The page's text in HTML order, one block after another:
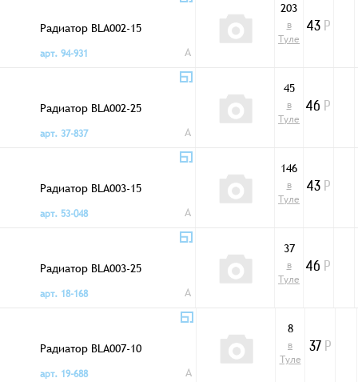
Радиатор BLA002-15
арт. 94-931
A
203
в
Туле
43 Р
Радиатор BLA002-25
арт. 37-837
A
45
в
Туле
46 Р
Радиатор BLA003-15
арт. 53-048
A
146
в
Туле
43 Р
Радиатор BLA003-25
арт. 18-168
A
37
в
Туле
46 Р
Радиатор BLA007-10
арт. 19-688
A
8
в
Туле
37 Р